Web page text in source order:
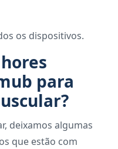
os dispositivos.
para
deixamos algumas
que estão com